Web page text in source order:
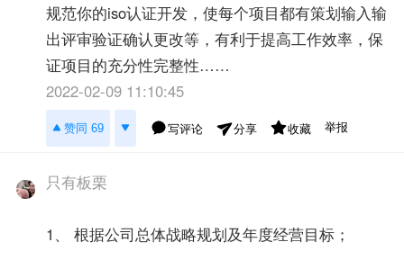
规范你的iso认证开发，使每个项目都有策划输入输
出评审验证确认更改等，有利于提高工作效率，保
证项目的充分性完整性……
2022-02-09 11:10:45
赞同 69 写评论 分享 收藏 举报
只有板栗
1、 根据公司总体战略规划及年度经营目标；